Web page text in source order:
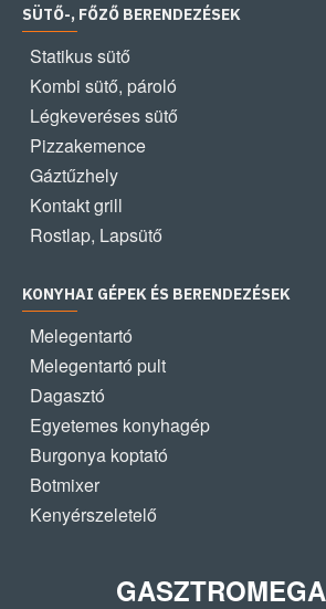
SÜTŐ-, FŐZŐ BERENDEZÉSEK
Statikus sütő
Kombi sütő, pároló
Légkeveréses sütő
Pizzakemence
Gáztűzhely
Kontakt grill
Rostlap, Lapsütő
KONYHAI GÉPEK ÉS BERENDEZÉSEK
Melegentartó
Melegentartó pult
Dagasztó
Egyetemes konyhagép
Burgonya koptató
Botmixer
Kenyérszeletelő